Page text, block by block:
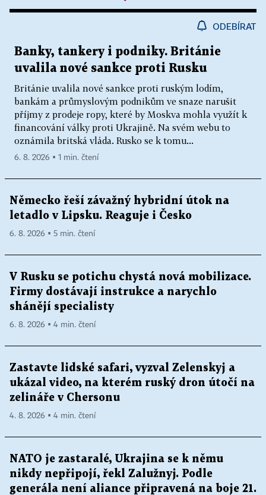
ODEBÍRAT
Banky, tankery i podniky. Británie
uvalila nové sankce proti Rusku
Británie uvalila nové sankce proti ruským lodím,
bankám a průmyslovým podnikům ve snaze narušit
příjmy z prodeje ropy, které by Moskva mohla využít k
financování války proti Ukrajině. Na svém webu to
oznámila britská vláda. Rusko se k tomu...
6. 8. 2026 ▪ 1 min. čtení
Německo řeší závažný hybridní útok na
letadlo v Lipsku. Reaguje i Česko
6. 8. 2026 ▪ 5 min. čtení
V Rusku se potichu chystá nová mobilizace.
Firmy dostávají instrukce a narychlo
shánějí specialisty
6. 8. 2026 ▪ 4 min. čtení
Zastavte lidské safari, vyzval Zelenskyj a
ukázal video, na kterém ruský dron útočí na
zelináře v Chersonu
4. 8. 2026 ▪ 4 min. čtení
NATO je zastaralé, Ukrajina se k němu
nikdy nepřipojí, řekl Zalužnyj. Podle
generála není aliance připravená na boje 21.